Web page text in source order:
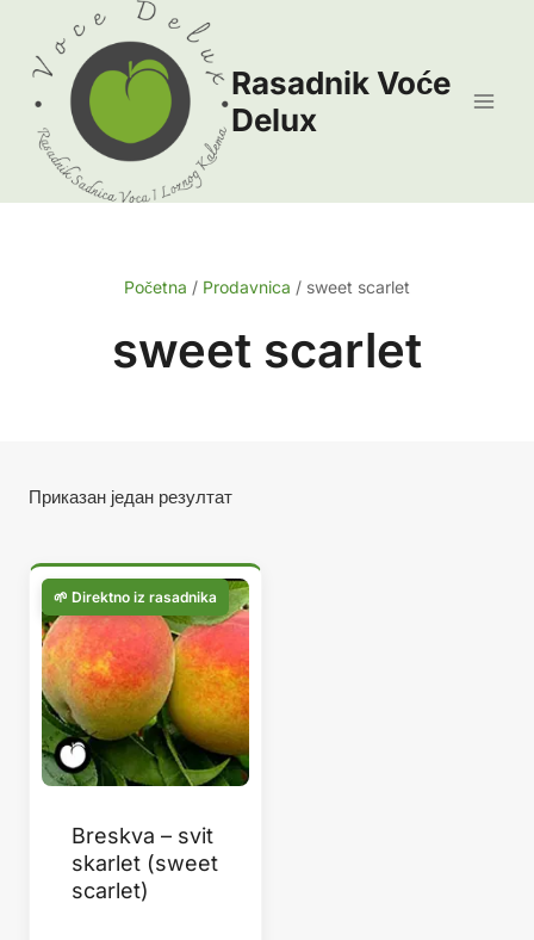
content
Rasadnik Voće
Delux
Početna / Prodavnica / sweet scarlet
sweet scarlet
Приказан један резултат
Breskva – svit
skarlet (sweet
scarlet)